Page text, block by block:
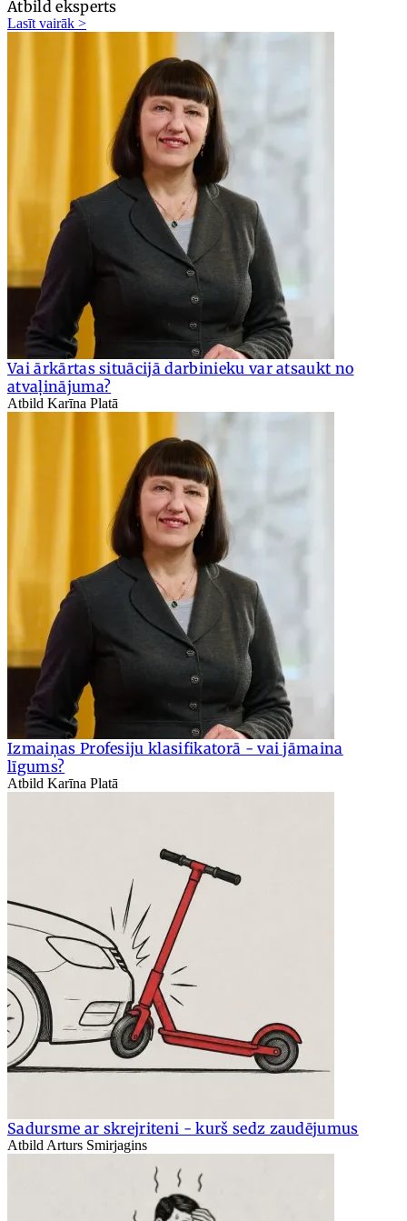
Atbild eksperts
Lasīt vairāk >
Vai ārkārtas situācijā darbinieku var atsaukt no
atvaļinājuma?
Atbild Karīna Platā
Izmaiņas Profesiju klasifikatorā - vai jāmaina
līgums?
Atbild Karīna Platā
Sadursme ar skrejriteni - kurš sedz zaudējumus
Atbild Arturs Smirjagins